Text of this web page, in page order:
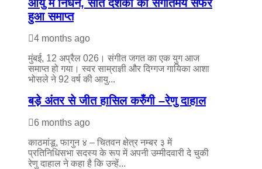
आयु में निधन, सात दशकों का संगीतमय सफर
हुआ समाप्त
4 months ago
मुंबई, 12 अप्रैल 026। संगीत जगत का एक युग आज
समाप्त हो गया। स्वर साम्राज्ञी और दिग्गज गायिका आशा
भोसले ने 92 वर्ष की आयु...
बड़े अंतर से जीत हासिल करुँंगी –रेणु दाहाल
6 months ago
काठमांडू, फागुन ४ – चितवन क्षेत्र नम्बर ३ में
प्रतिनिधिसभा सदस्य के रूप में अपनी उम्मीदवारी दे चुकी
रेणु दाहाल ने कहा है कि उन्हें...